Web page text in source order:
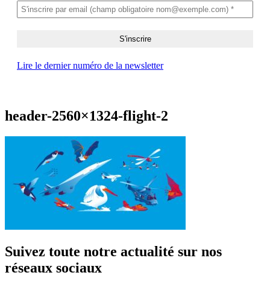
Lire le dernier numéro de la newsletter
header-2560×1324-flight-2
Suivez toute notre actualité sur nos
réseaux sociaux